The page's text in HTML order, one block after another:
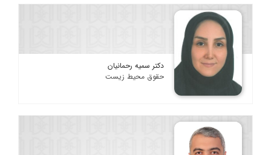
دکتر سمیه رحمانیان
حقوق محیط زیست